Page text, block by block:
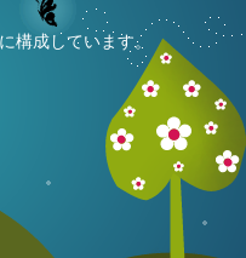
構成しています。